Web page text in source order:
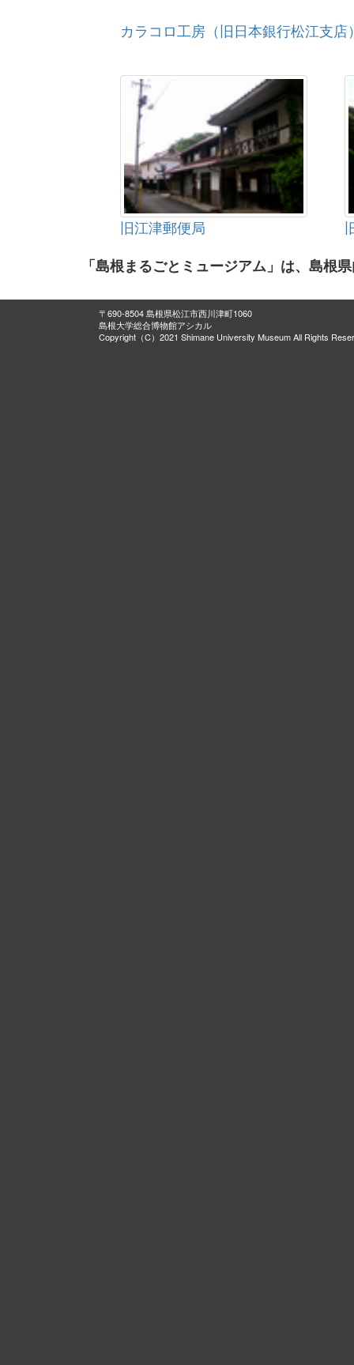
カラコロ工房（旧日本銀行松江支店
旧江津郵便局
「島根まるごとミュージアム」は、島根
〒690-8504 島根県松江市西川津町1060
島根大学総合博物館アシカル
Copyright（C）2021 Shimane University Museum All Rights